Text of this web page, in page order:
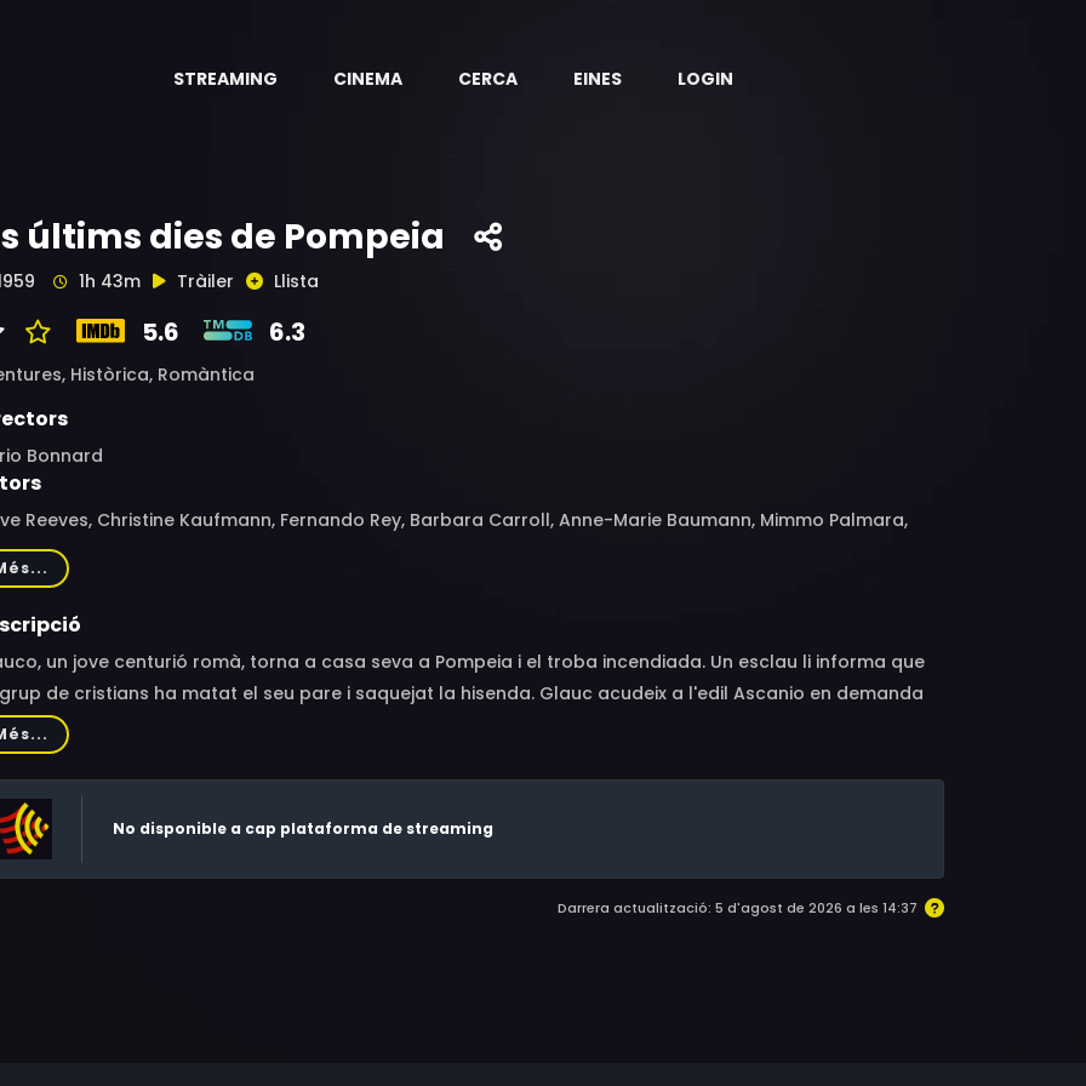
STREAMING CINEMA CERCA EINES LOGIN
últims dies de Pompeia
1h 43m Tràiler Llista
5.6 6.3
Històrica, Romàntica
Bonnard
Reeves, Christine Kaufmann, Fernando Rey, Barbara Carroll, Anne-Marie Baumann, Mimmo Palmara,
Marín, Carlo Tamberlani, Mino Doro, María Silva, Jesús Puente, Vicky Lagos, Ignazio Dolce, Mario
Ángel Aranda, Mario Morales, Ángel Ortiz, Lola Torres, Tony Richards, Antonio Casas, Ignaz Cole,
Fenollar, Hank Bergman
un jove centurió romà, torna a casa seva a Pompeia i el troba incendiada. Un esclau li informa que
de cristians ha matat el seu pare i saquejat la hisenda. Glauc acudeix a l'edil Ascanio en demanda
i coneix la seva filla, la bella Elena.
No disponible a cap plataforma de streaming
Darrera actualització: 5 d'agost de 2026 a les 14:37